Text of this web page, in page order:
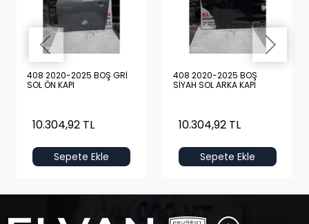
408 2020-2025 BOŞ GRİ
SOL ÖN KAPI
10.304,92 TL
Sepete Ekle
408 2020-2025 BOŞ
SİYAH SOL ARKA KAPI
10.304,92 TL
Sepete Ekle